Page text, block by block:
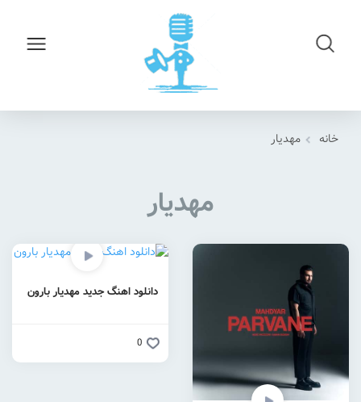
خانه مهدیار
مهدیار
دانلود اهنگ جدید مهدیار بارون
0